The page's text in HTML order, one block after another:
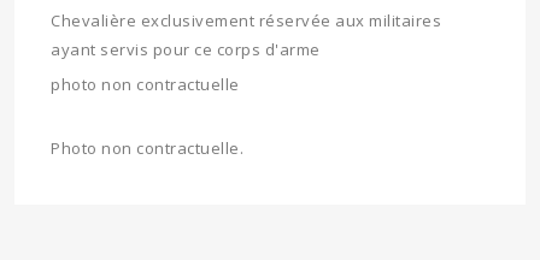
Chevalière exclusivement réservée aux militaires
ayant servis pour ce corps d'arme
photo non contractuelle
Photo non contractuelle.